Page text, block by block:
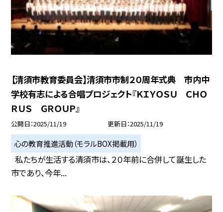
【清須市教育委員会】清須市市制２０周年式典 市内中
学校有志による合唱プロジェクト『ＫＩＹＯＳＵ ＣＨＯ
ＲＵＳ ＧＲＯＵＰ』
公開日 2025/11/19 更新日 2025/11/19
心の教育推進活動（モラルBOX掲載用）
私たちが生活する清須市は、２０年前に合併して誕生した
市であり、今年...